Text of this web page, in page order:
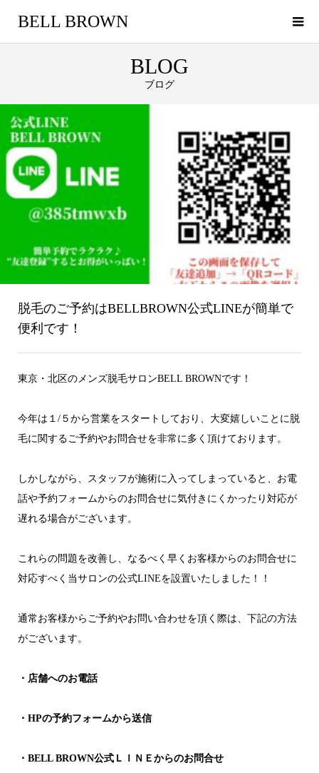
BELL BROWN
BLOG
ブログ
脱毛のご予約はBELLBROWN公式LINEが簡単で
便利です！
東京・北区のメンズ脱毛サロンBELL BROWNです！
今年は１/５から営業をスタートしており、大変嬉しいことに脱
毛に関するご予約やお問合せを非常に多く頂けております。
しかしながら、スタッフが施術に入ってしまっていると、お電
話や予約フォームからのお問合せに気付きにくかったり対応が
遅れる場合がございます。
これらの問題を改善し、なるべく早くお客様からのお問合せに
対応すべく当サロンの公式LINEを設置いたしました！！
通常お客様からご予約やお問い合わせを頂く際は、下記の方法
がございます。
・店舗へのお電話
・HPの予約フォームから送信
・BELL BROWN公式ＬＩＮＥからのお問合せ